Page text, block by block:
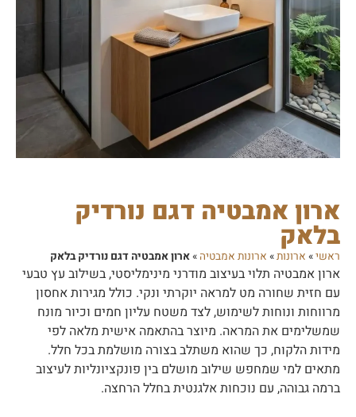
ארון אמבטיה דגם נורדיק
בלאק
ראשי» ארונות» ארונות אמבטיה »ארון אמבטיה דגם נורדיק בלאק
ארון אמבטיה תלוי בעיצוב מודרני מינימליסטי, בשילוב עץ טבעי
עם חזית שחורה מט למראה יוקרתי ונקי. כולל מגירות אחסון
מרווחות ונוחות לשימוש, לצד משטח עליון חמים וכיור מונח
שמשלימים את המראה. מיוצר בהתאמה אישית מלאה לפי
מידות הלקוח, כך שהוא משתלב בצורה מושלמת בכל חלל.
מתאים למי שמחפש שילוב מושלם בין פונקציונליות לעיצוב
ברמה גבוהה, עם נוכחות אלגנטית בחלל הרחצה.